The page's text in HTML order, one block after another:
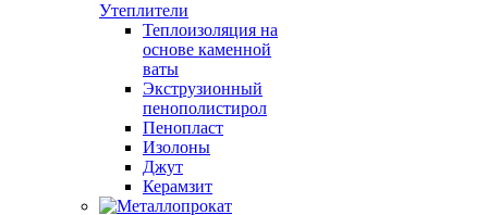
Утеплители
Теплоизоляция на
основе каменной
ваты
Экструзионный
пенополистирол
Пенопласт
Изолоны
Джут
Керамзит